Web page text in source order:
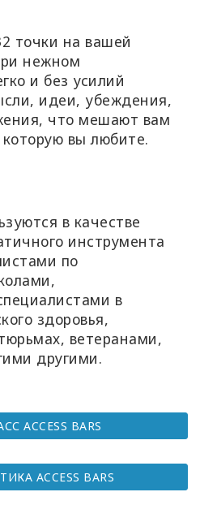
точки на вашей
нежном
и без усилий
идеи, убеждения,
что мешают вам
вы любите.
в качестве
инструмента
по
в
здоровья,
ветеранами,
другими.
АCCESS BARS
АCCESS BARS